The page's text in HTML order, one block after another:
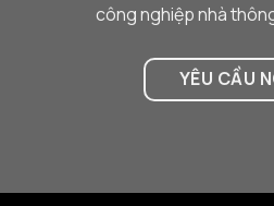
công nghiệp nhà
YÊU CẦU